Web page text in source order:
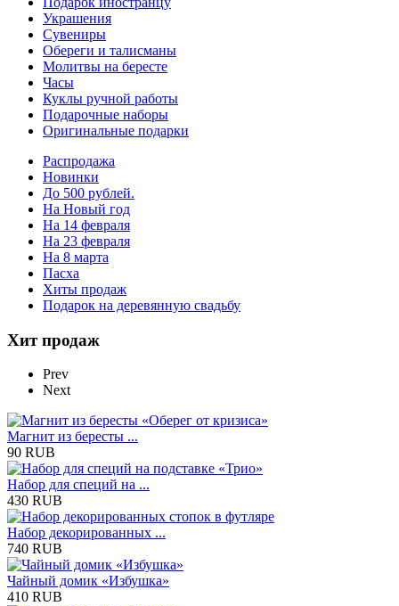
Украшения
Сувениры
Обереги и талисманы
Молитвы на бересте
Часы
Куклы ручной работы
Подарочные наборы
Оригинальные подарки
Распродажа
Новинки
До 500 рублей.
На Новый год
На 14 февраля
На 23 февраля
На 8 марта
Пасха
Хиты продаж
Подарок на деревянную свадьбу
Хит продаж
Prev
Next
Магнит из бересты ...
90 RUB
Набор для специй на ...
430 RUB
Набор декорированных ...
740 RUB
Чайный домик «Избушка»
410 RUB